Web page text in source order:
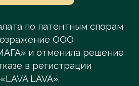
по патентным спорам
ООО
и отменила решение
в регистрации
LAVA».